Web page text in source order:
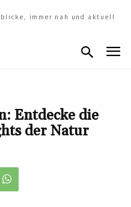
immer nah und aktuell
Entdecke die
der Natur